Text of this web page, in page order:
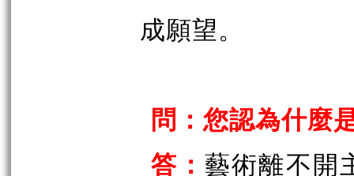
成願望。
問：您認為什麼
答： 藝術離不開